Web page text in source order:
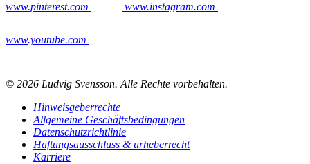
www.pinterest.com www.instagram.com
www.youtube.com
© 2026 Ludvig Svensson. Alle Rechte vorbehalten.
Hinweisgeberrechte
Allgemeine Geschäftsbedingungen
Datenschutzrichtlinie
Haftungsausschluss & urheberrecht
Karriere